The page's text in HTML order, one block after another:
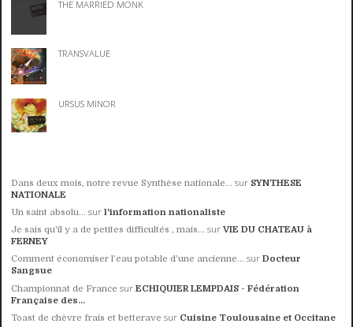
THE MARRIED MONK
TRANSVALUE
URSUS MINOR
Dans deux mois, notre revue Synthèse nationale... sur SYNTHESE
NATIONALE
Un saint absolu… surl'information nationaliste
Je sais qu'il y a de petites difficultés , mais... surVIE DU CHATEAU à
FERNEY
Comment économiser l’eau potable d’une ancienne... surDocteur
Sangsue
Championnat de France surECHIQUIER LEMPDAIS - Fédération
Française des...
Toast de chèvre frais et betterave sur Cuisine Toulousaine et Occitane